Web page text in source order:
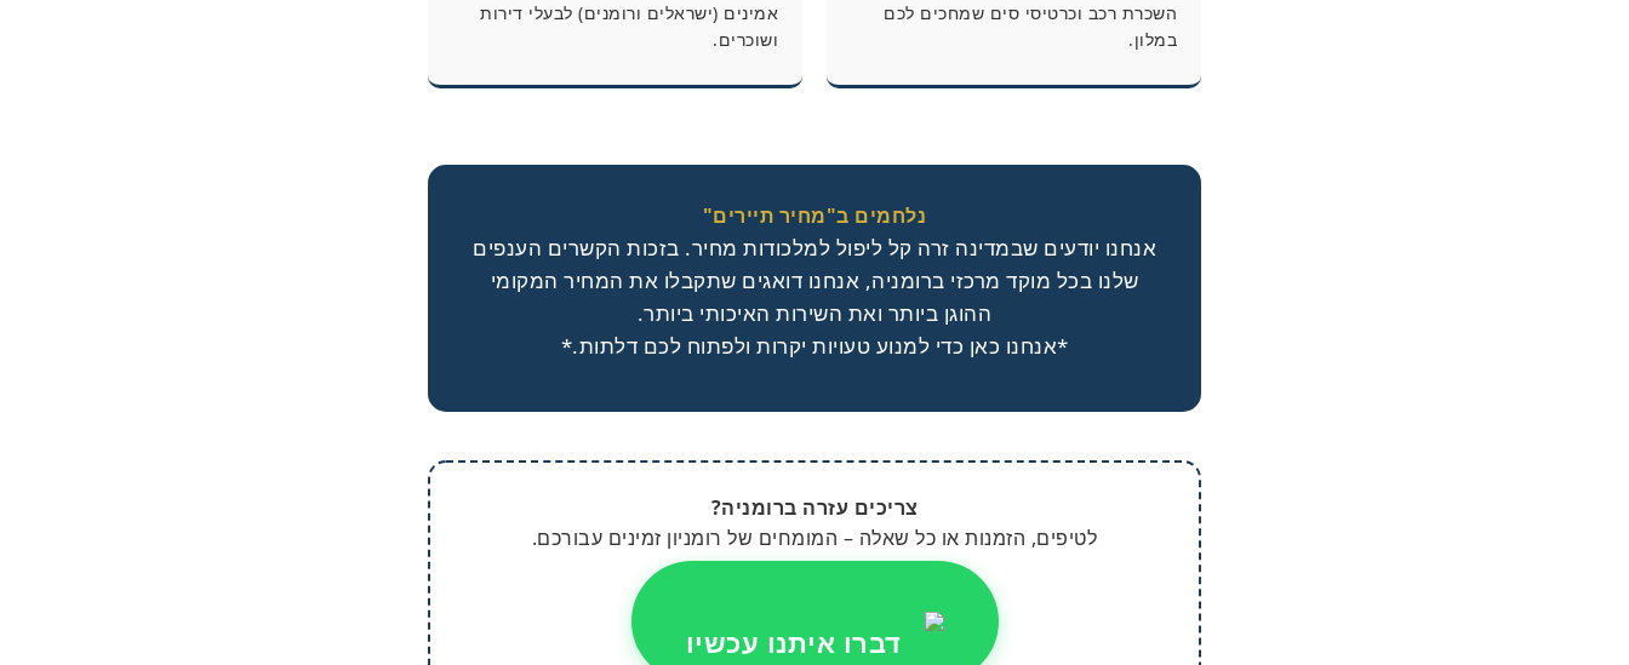
השכרת רכב וכרטיסי סים שמחכים לכם
במלון.
אמינים (ישראלים ורומנים) לבעלי דירות
ושוכרים.
נלחמים ב"מחיר תיירים"
אנחנו יודעים שבמדינה זרה קל ליפול למלכודות מחיר. בזכות הקשרים הענפים
שלנו בכל מוקד מרכזי ברומניה, אנחנו דואגים שתקבלו את המחיר המקומי
ההוגן ביותר ואת השירות האיכותי ביותר.
*אנחנו כאן כדי למנוע טעויות יקרות ולפתוח לכם דלתות.*
צריכים עזרה ברומניה?
לטיפים, הזמנות או כל שאלה – המומחים של רומניון זמינים עבורכם.
דברו איתנו עכשיו